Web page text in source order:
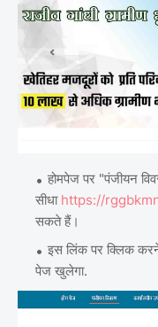
होमपेज पर "पंजीयन
सीधा https://
सकते हैं।
इस लिंक पर क्लिक
पेज खुलेगा.